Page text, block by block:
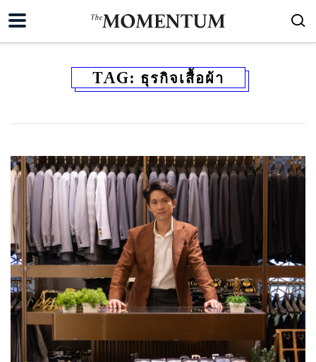
TAG: ธุรกิจเสื้อผ้า
ค้นหา